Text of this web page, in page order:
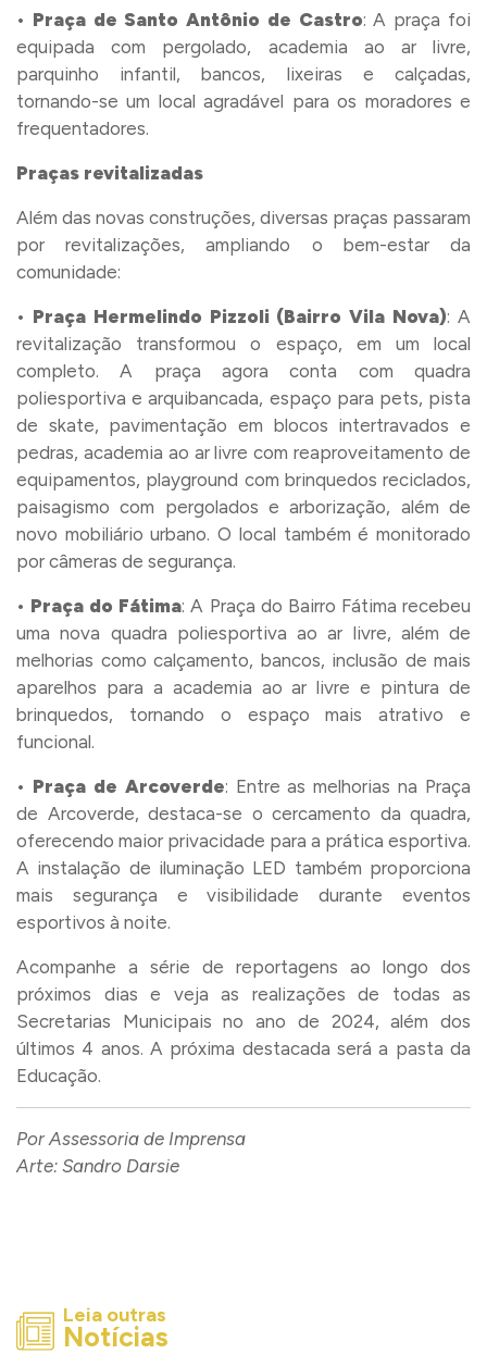
• Praça de Santo Antônio de Castro: A praça foi
equipada com pergolado, academia ao ar livre,
parquinho infantil, bancos, lixeiras e calçadas,
tornando-se um local agradável para os moradores e
frequentadores.
Praças revitalizadas
Além das novas construções, diversas praças passaram
por revitalizações, ampliando o bem-estar da
comunidade:
• Praça Hermelindo Pizzoli (Bairro Vila Nova): A
revitalização transformou o espaço, em um local
completo. A praça agora conta com quadra
poliesportiva e arquibancada, espaço para pets, pista
de skate, pavimentação em blocos intertravados e
pedras, academia ao ar livre com reaproveitamento de
equipamentos, playground com brinquedos reciclados,
paisagismo com pergolados e arborização, além de
novo mobiliário urbano. O local também é monitorado
por câmeras de segurança.
• Praça do Fátima: A Praça do Bairro Fátima recebeu
uma nova quadra poliesportiva ao ar livre, além de
melhorias como calçamento, bancos, inclusão de mais
aparelhos para a academia ao ar livre e pintura de
brinquedos, tornando o espaço mais atrativo e
funcional.
• Praça de Arcoverde: Entre as melhorias na Praça
de Arcoverde, destaca-se o cercamento da quadra,
oferecendo maior privacidade para a prática esportiva.
A instalação de iluminação LED também proporciona
mais segurança e visibilidade durante eventos
esportivos à noite.
Acompanhe a série de reportagens ao longo dos
próximos dias e veja as realizações de todas as
Secretarias Municipais no ano de 2024, além dos
últimos 4 anos. A próxima destacada será a pasta da
Educação.
Por Assessoria de Imprensa
Arte: Sandro Darsie
Leia outras
Notícias